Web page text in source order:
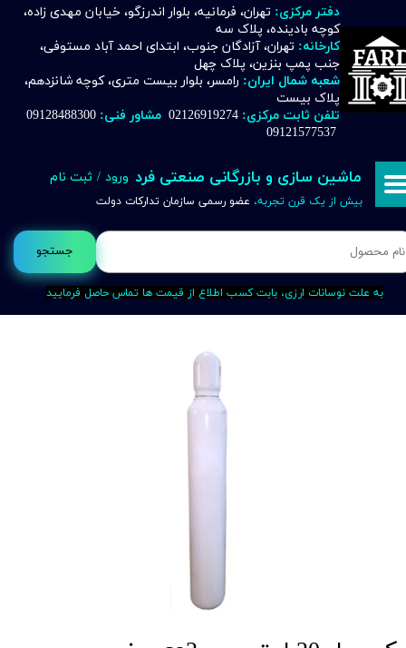
جستجو
دفتر مرکزی: تهران، فرمانیه، بلوار اندرزگو، خیابان مهدی زاده،
کوچه بادینده، پلاک سه
کارخانه: تهران، آزادگان جنوب، ابتدای احمد آباد مستوفی،
جنب پمپ بنزین، پلاک چهل
شعبه شمال ایران: رامسر، بلوار بیست متری، کوچه شانزدهم،
پلاک بیست
تلفن ثابت مرکزی: 02126919274 مشاور فنی:
09121577537
ماشین سازی و بازرگانی صنعتی فرد
بیش از یک قرن تجربه، عضو رسمی سازمان تدارکات دولت
ورود / ثبت نام
حساب کاربری من
تغییر گذر واژه
خروج از حساب کاربری
به علت نوسانات ارزی، بابت کسب اطلاع از قیمت ها تماس حاصل فرمایید